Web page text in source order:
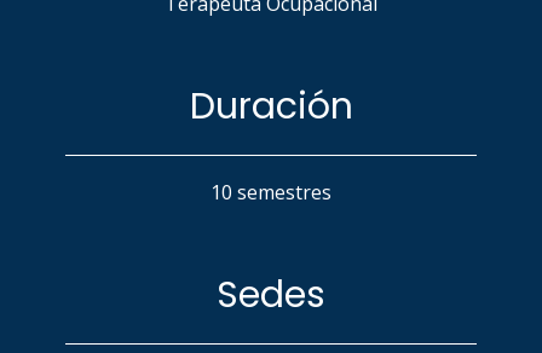
Duración
10 semestres
Sedes